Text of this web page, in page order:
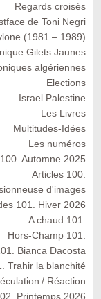
Regards croisés
de Toni Negri
(1981 – 1989)
Gilets Jaunes
algériennes
Elections
Israel Palestine
Les Livres
Multitudes-Idées
Les numéros
Automne 2025
Articles 100.
d'images
101. Hiver 2026
A chaud 101.
Hors-Champ 101.
Bianca Dacosta
Trahir la blanchité
/ Réaction
Printemps 2026